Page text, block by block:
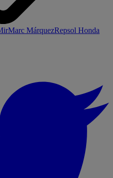
Marc MárquezRepsol Honda